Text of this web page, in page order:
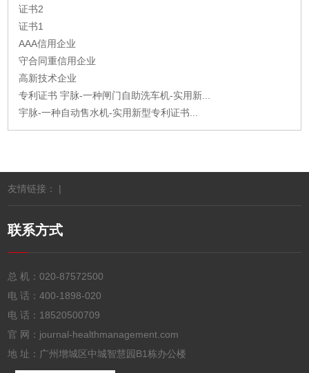
证书2
证书1
AAA信用企业
守合同重信用企业
高新技术企业
专利证书 宇脉-一种闸门自助洗车机-实用新...
宇脉-一种自动售水机-实用新型专利证书...
友情链接： |
联系方式
总 机：020-87572500
电 话：400-1898-020
电 话： 18520500709
官 网：journal-healthmanagement.com
地 址：广州增城区中城智慧园B1栋办公楼